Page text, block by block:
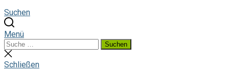
Suchen
Menü
Suchen
nach:
Suchen
Suche
schließen
Schließen